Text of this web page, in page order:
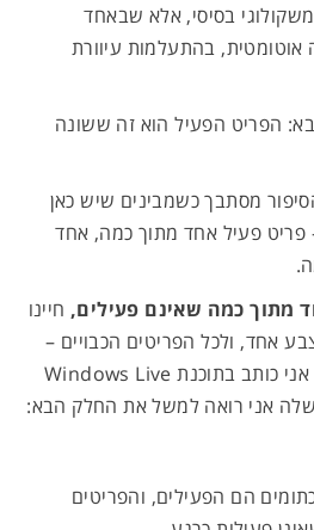
בסיסי, אלא שבאחד
בהתעלמות עיוורת
הפריט הפעיל הוא זה ששונה
מסתבך כשמבינים שיש כאן
פעיל אחד מתוך כמה, אחד
מתוך כמה שאינם פעילים, חיינו
אחד, ולכל הפריטים הכבויים –
צבע אחר. את הפוסט הזה אני כותב בתוכנת Windows Live
הם הפעילים, והפריטים